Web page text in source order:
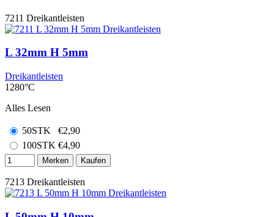
7211 Dreikantleisten
L 32mm H 5mm
Dreikantleisten
1280°C
Alles Lesen
50STK €2,90
100STK €4,90
Merken Kaufen
7213 Dreikantleisten